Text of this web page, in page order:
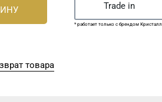
Trade in
* работает только с брендом Кристалл
товара